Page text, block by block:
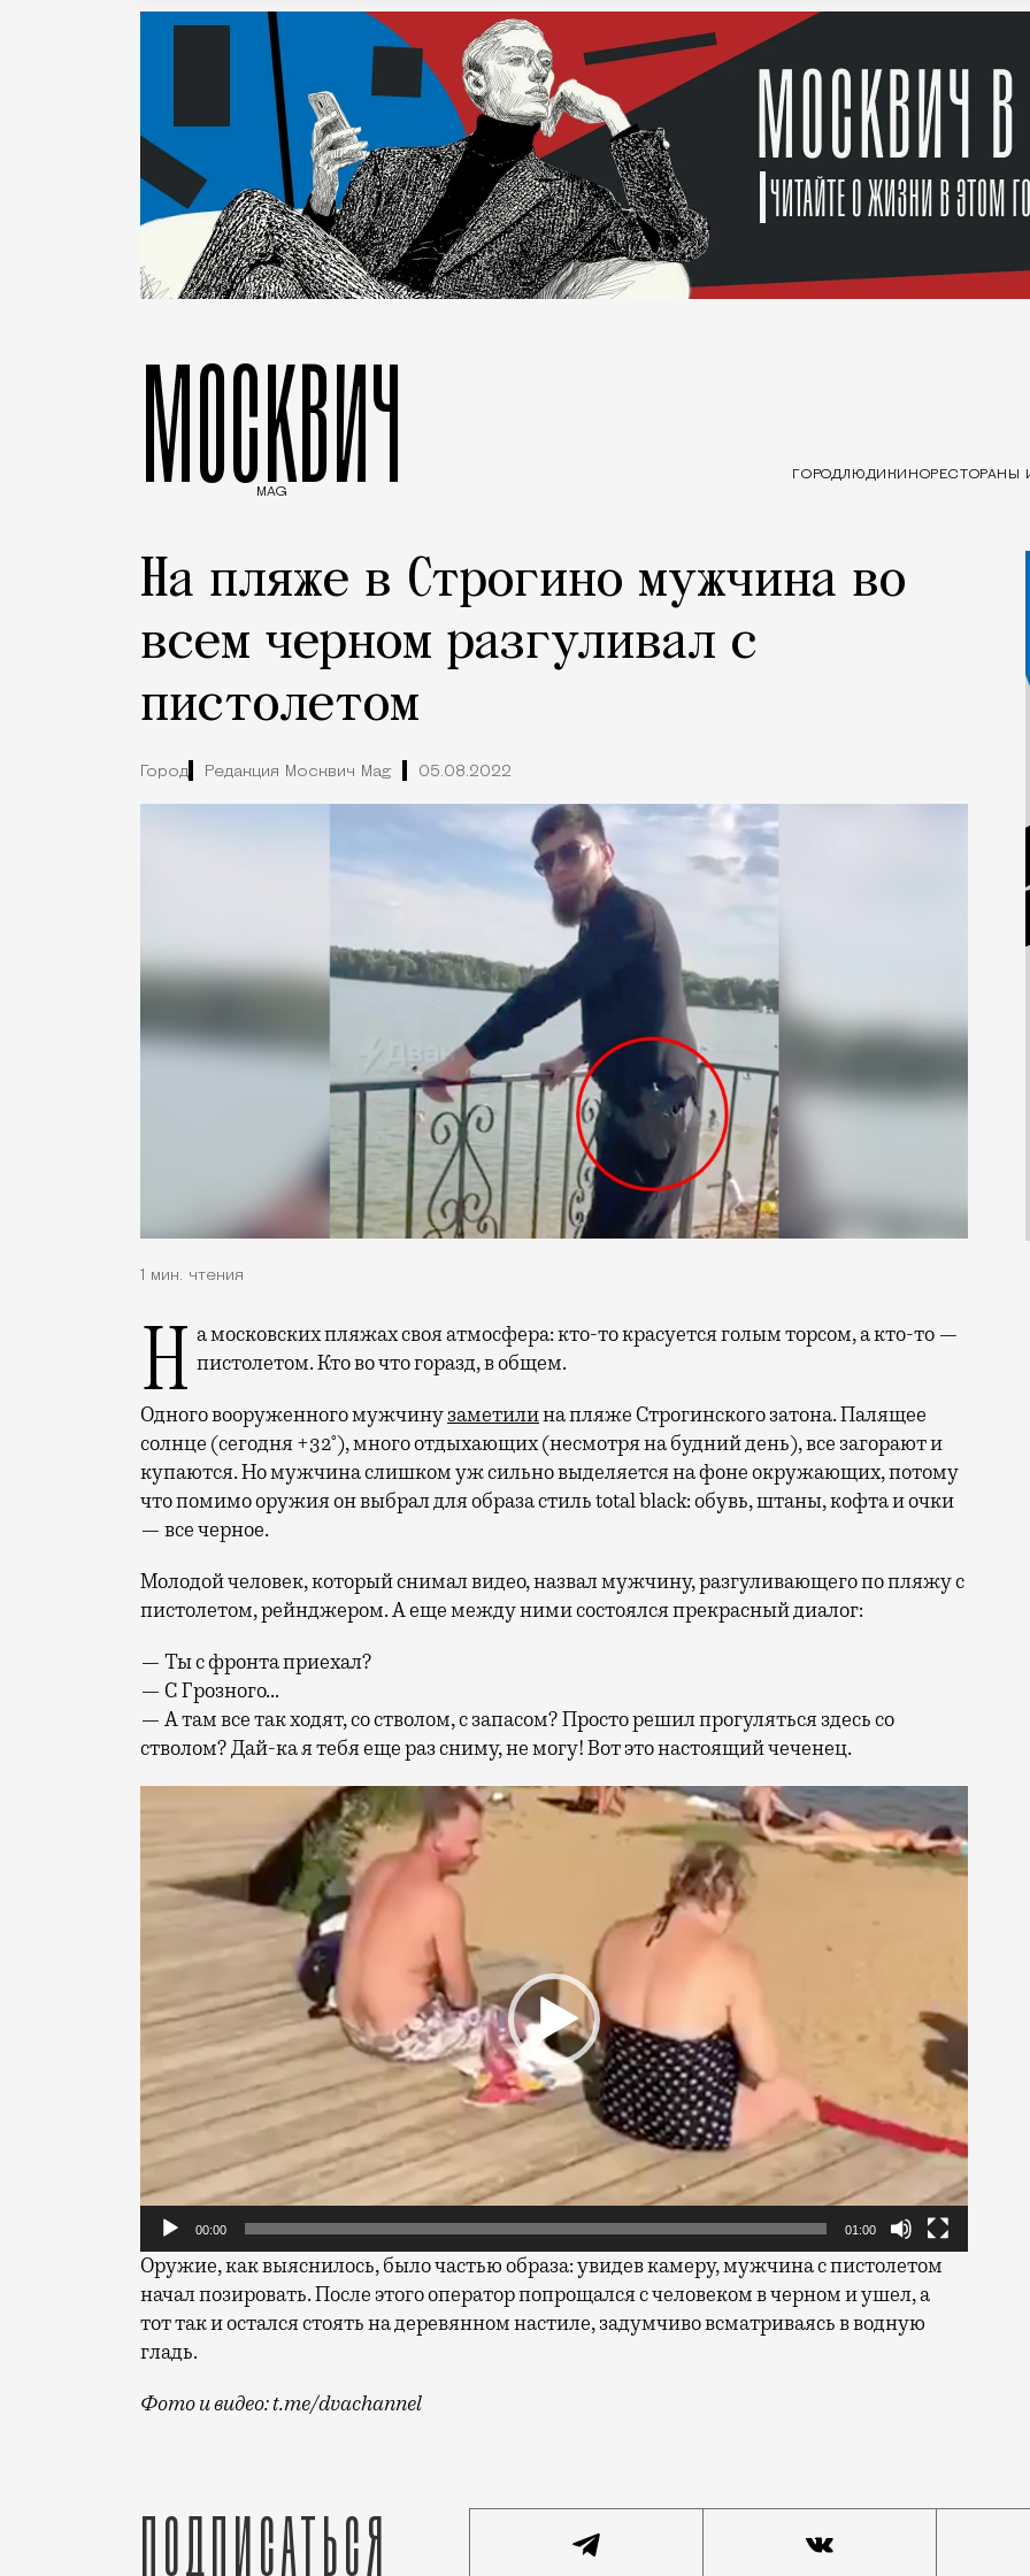
МОСКВИЧ
MAG
ГОРОДЛЮДИ КИНОРЕСТОРАНЫ
На пляже в Строгино мужчина во
всем черном разгуливал с
пистолетом
Город Редакция Москвич Mag 05.08.2022
1 мин. чтения
На московских пляжах своя атмосфера: кто-то красуется голым торсом, а кто-то — пистолетом. Кто во что горазд, в общем.
Одного вооруженного мужчинузаметилина пляже Строгинского затона. Палящее
солнце (сегодня +32°), много отдыхающих (несмотря на будний день), все загорают и
купаются. Но мужчина слишком уж сильно выделяется на фоне окружающих, потому
что помимо оружия он выбрал для образа стиль total black: обувь, штаны, кофта и очки
— все черное.
Молодой человек, который снимал видео, назвал мужчину, разгуливающего по пляжу с
пистолетом, рейнджером. А еще между ними состоялся прекрасный диалог:
— Ты с фронта приехал?
— С Грозного…
— А там все так ходят, со стволом, с запасом? Просто решил прогуляться здесь со
стволом? Дай-ка я тебя еще раз сниму, не могу! Вот это настоящий чеченец.
00:00 01:00
Оружие, как выяснилось, было частью образа: увидев камеру, мужчина с пистолетом
начал позировать. После этого оператор попрощался с человеком в черном и ушел, а
тот так и остался стоять на деревянном настиле, задумчиво всматриваясь в водную
гладь.
Фото и видео: t.me/dvachannel
Подписаться